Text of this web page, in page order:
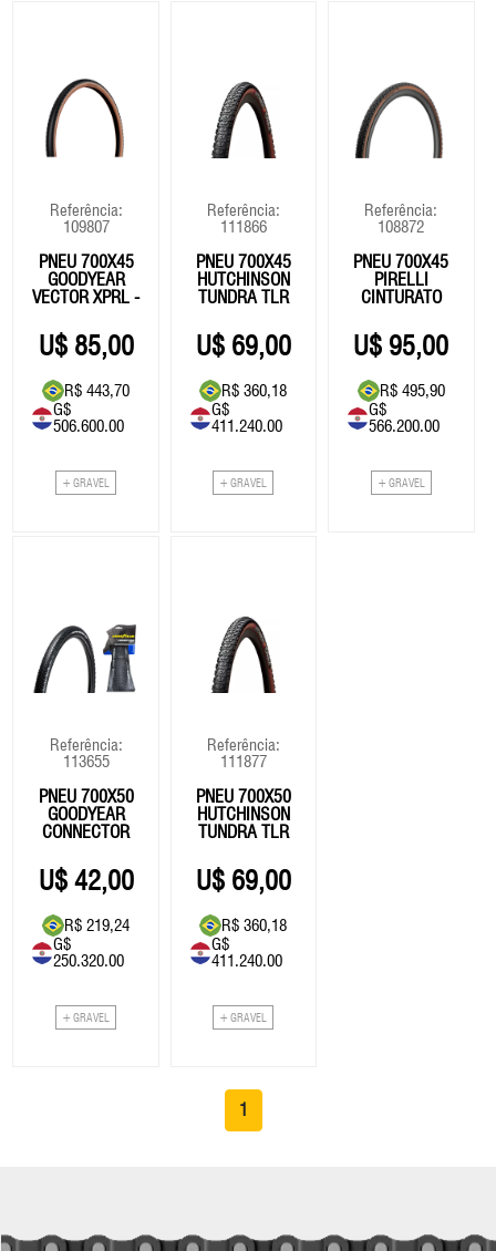
Referência:
109807
PNEU 700X45
GOODYEAR
VECTOR XPRL -
85,00
R$ 443,70
G$
506.600.00
+ GRAVEL
Referência:
111866
PNEU 700X45
HUTCHINSON
TUNDRA TLR
69,00
R$ 360,18
G$
411.240.00
+ GRAVEL
Referência:
108872
PNEU 700X45
PIRELLI
CINTURATO
BEGE
95,00
R$ 495,90
G$
566.200.00
+ GRAVEL
Referência:
113655
PNEU 700X50
GOODYEAR
CONNECTOR
TUBELESS
42,00
R$ 219,24
G$
250.320.00
+ GRAVEL
Referência:
111877
PNEU 700X50
HUTCHINSON
TUNDRA TLR
69,00
R$ 360,18
G$
411.240.00
+ GRAVEL
1